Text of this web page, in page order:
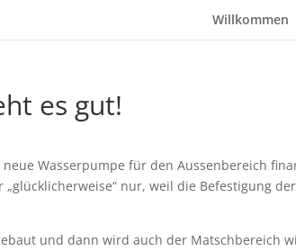
Willkommen
es gut!
Wasserpumpe für den Aussenbereich
nur, weil die Befestigung
und dann wird auch der Matschbereich